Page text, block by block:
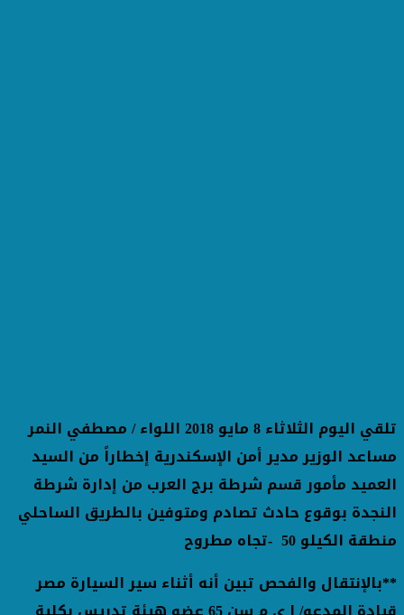
تلقي اليوم الثلاثاء 8 مايو 2018 اللواء / مصطفي النمر
مساعد الوزير مدير أمن الإسكندرية إخطاراً من السيد
العميد مأمور قسم شرطة برج العرب من إدارة شرطة
النجدة بوقوع حادث تصادم ومتوفين بالطريق الساحلي
منطقة الكيلو 50
-تجاه مطروح
**بالإنتقال والفحص تبين أنه أثناء سير السيارة مصر